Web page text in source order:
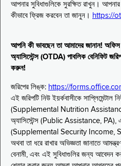
আপনার সুবিধাগুলিকে সুরক্ষিত রাখুন। আপনার
কীভাবে ফ্রিজ করবেন তা জানুন। https://
আপনি কী ভাবছেন তা আমাদের জানান! অফিস
অ্যাসিস্টেন্স (OTDA) পাবলিক
করুন!
জরিপের লিঙ্ক: https://
এই জরিপটি নিউ ইয়র্কবাসীকে সাপ্লিমেন্টাল
(Supplemental Nutrition
অ্যাসিস্টেন্স (Public Assistance, PA),
(Supplemental Security Income,
অথবা তা ধরে রাখার অভিজ্ঞতা জানাতে
বেনামী, এবং এই সুবিধাগুলির জন্য আবেদন